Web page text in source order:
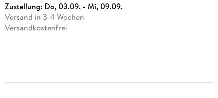
Zustellung: Do, 03.09. - Mi, 09.09.
Versand in 3-4 Wochen
Versandkostenfrei